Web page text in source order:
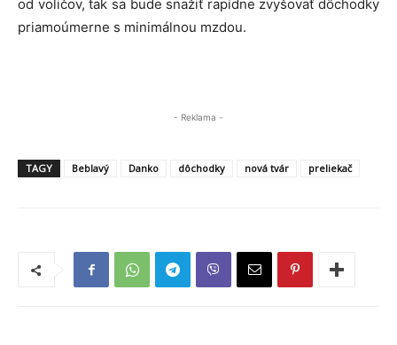
od voličov, tak sa bude snažiť rapídne zvyšovať dôchodky
priamoúmerne s minimálnou mzdou.
- Reklama -
TAGY Beblavý Danko dôchodky nová tvár preliekač